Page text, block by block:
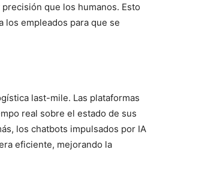
que los humanos. Esto
los empleados para que se
last-mile. Las plataformas
real sobre el estado de sus
los chatbots impulsados por IA
eficiente, mejorando la